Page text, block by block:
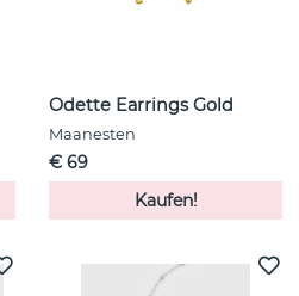
Odette Earrings Gold
Maanesten
€ 69
Kaufen!